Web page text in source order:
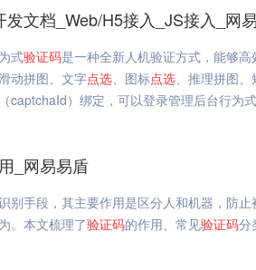
发文档_Web/H5接入_JS接入_网
式验证码是一种全新人机验证方式，能够
动拼图、文字点选、图标点选、推理拼图
captchaId）绑定，可以登录管理后台行为式
_网易易盾
别手段，其主要作用是区分人和机器，防
。本文梳理了验证码的作用、常见验证码分